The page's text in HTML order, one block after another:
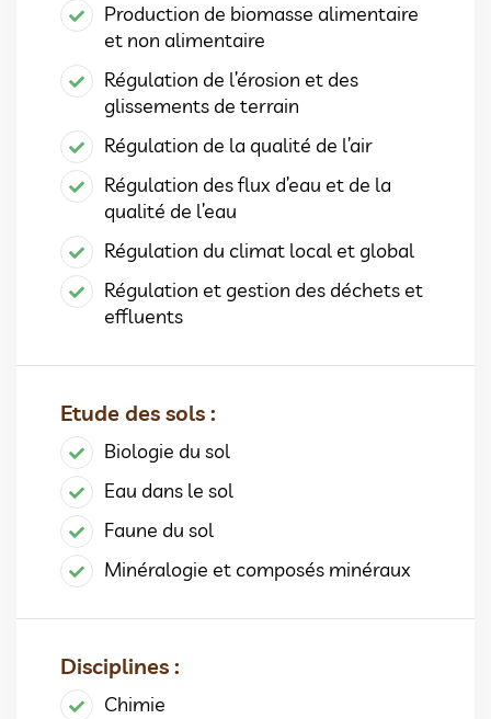
Production de biomasse alimentaire
et non alimentaire
Régulation de l’érosion et des
glissements de terrain
Régulation de la qualité de l’air
Régulation des flux d’eau et de la
qualité de l’eau
Régulation du climat local et global
Régulation et gestion des déchets et
effluents
Etude des sols :
Biologie du sol
Eau dans le sol
Faune du sol
Minéralogie et composés minéraux
Disciplines :
Chimie